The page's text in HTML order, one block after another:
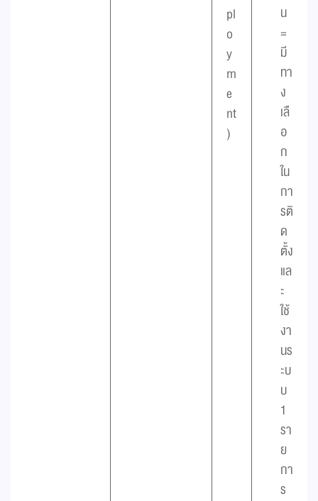
pl
o
y
m
e
nt
)
น
=
มี
ทา
ง
เลื
อ
ก
ใน
กา
รติ
ด
ตั้ง
แล
ะ
ใช้
งา
นร
ะบ
บ
1
รา
ย
กา
ร